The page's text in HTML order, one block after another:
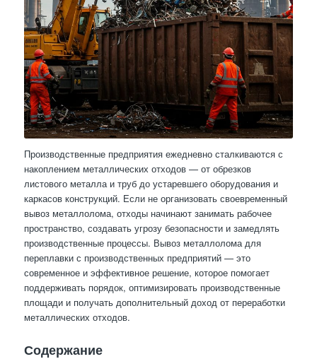
Производственные предприятия ежедневно сталкиваются с
накоплением металлических отходов — от обрезков
листового металла и труб до устаревшего оборудования и
каркасов конструкций. Если не организовать своевременный
вывоз металлолома, отходы начинают занимать рабочее
пространство, создавать угрозу безопасности и замедлять
производственные процессы. Вывоз металлолома для
переплавки с производственных предприятий — это
современное и эффективное решение, которое помогает
поддерживать порядок, оптимизировать производственные
площади и получать дополнительный доход от переработки
металлических отходов.
Содержание